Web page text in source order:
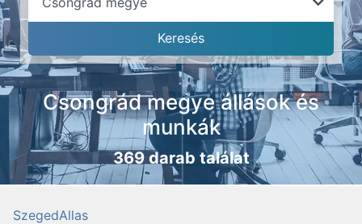
Csongrád megye állások és
munkák
369 darab találat
SzegedAllas